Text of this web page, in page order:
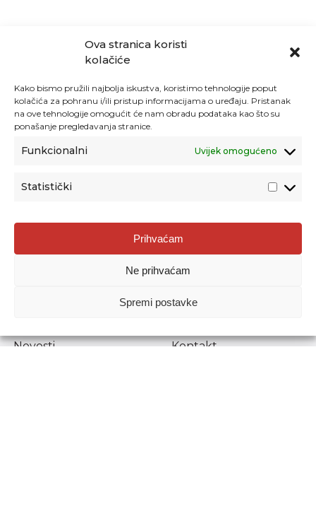
Ova stranica koristi
kolačiće
Kako bismo pružili najbolja iskustva, koristimo tehnologije poput
kolačića za pohranu i/ili pristup informacijama o uređaju. Pristanak
na ove tehnologije omogućit će nam obradu podataka kao što su
ponašanje pregledavanja stranice.
Funkcionalni Uvijek omogućeno
Statistički
Prihvaćam
Ne prihvaćam
Spremi postavke
Agencija za odgoj i obrazovanje
Donje Svetice 38, 10000 Zagreb
1778129
Prenošenje sadržaja dopušteno je uz navođenje izvora.
Novosti
Kontakt